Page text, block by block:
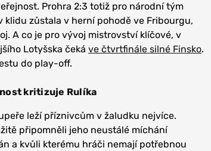
Prohra 2:3 totiž pro národní tým
zůstala v herní pohodě ve Fribourgu,
A co je pro vývoj mistrovství klíčové, v
Lotyšska čeká ve čtvrtfinále silné Finsko.
do play-off.
kritizuje Rulíka
leží příznivcům v žaludku nejvíce.
připomněli jeho neustálé míchání
a kvůli kterému hráči nemají potřebnou